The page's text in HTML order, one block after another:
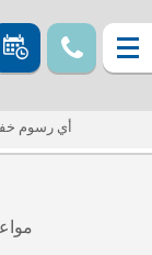
أي رسوم